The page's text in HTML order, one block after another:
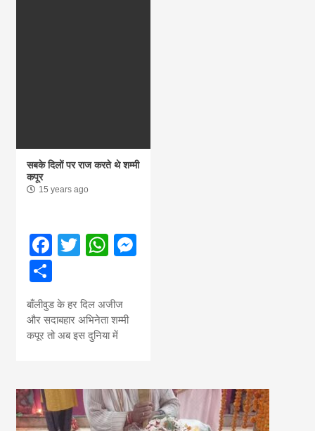
सबके दिलों पर राज करते थे शम्मी
कपूर
15 years ago
Facebook
TwitterWhatsApp
बाँलीवुड के हर दिल अजीज
और सदाबहार अभिनेता शम्मी
कपूर तो अब इस दुनिया में